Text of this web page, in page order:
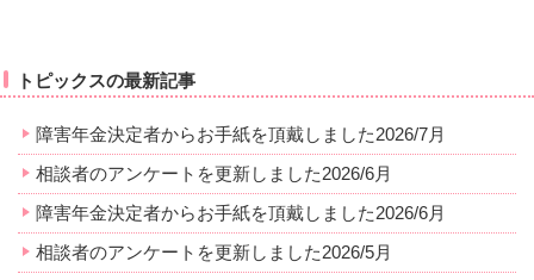
トピックスの最新記事
障害年金決定者からお手紙を頂戴しました2026/7月
相談者のアンケートを更新しました2026/6月
障害年金決定者からお手紙を頂戴しました2026/6月
相談者のアンケートを更新しました2026/5月